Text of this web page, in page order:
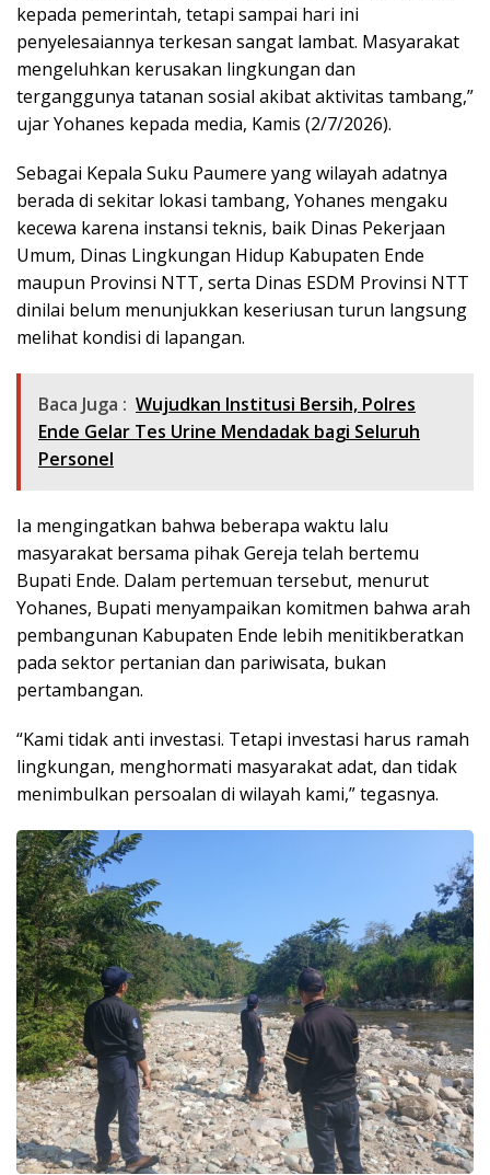
kepada pemerintah, tetapi sampai hari ini
penyelesaiannya terkesan sangat lambat. Masyarakat
mengeluhkan kerusakan lingkungan dan
terganggunya tatanan sosial akibat aktivitas tambang,”
ujar Yohanes kepada media, Kamis (2/7/2026).
Sebagai Kepala Suku Paumere yang wilayah adatnya
berada di sekitar lokasi tambang, Yohanes mengaku
kecewa karena instansi teknis, baik Dinas Pekerjaan
Umum, Dinas Lingkungan Hidup Kabupaten Ende
maupun Provinsi NTT, serta Dinas ESDM Provinsi NTT
dinilai belum menunjukkan keseriusan turun langsung
melihat kondisi di lapangan.
Baca Juga : ​Wujudkan Institusi Bersih, Polres
Ende Gelar Tes Urine Mendadak bagi Seluruh
Personel
Ia mengingatkan bahwa beberapa waktu lalu
masyarakat bersama pihak Gereja telah bertemu
Bupati Ende. Dalam pertemuan tersebut, menurut
Yohanes, Bupati menyampaikan komitmen bahwa arah
pembangunan Kabupaten Ende lebih menitikberatkan
pada sektor pertanian dan pariwisata, bukan
pertambangan.
“Kami tidak anti investasi. Tetapi investasi harus ramah
lingkungan, menghormati masyarakat adat, dan tidak
menimbulkan persoalan di wilayah kami,” tegasnya.